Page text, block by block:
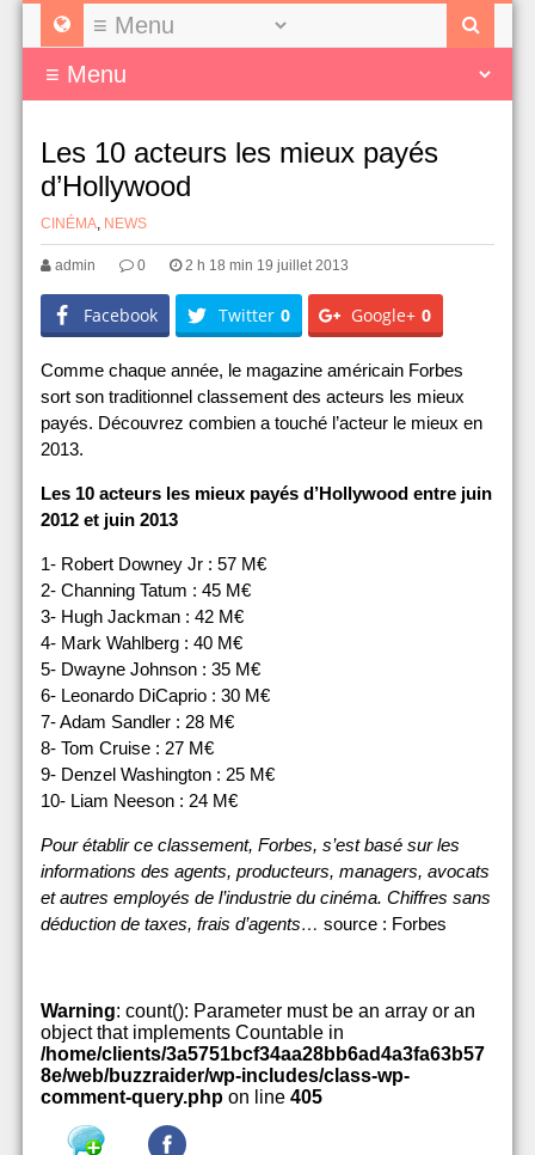
Les 10 acteurs les mieux payés
d’Hollywood
CINÉMA, NEWS
admin 0 2 h 18 min 19 juillet 2013
Facebook Twitter 0 Google+ 0
Comme chaque année, le magazine américain Forbes
sort son traditionnel classement des acteurs les mieux
payés. Découvrez combien a touché l’acteur le mieux en
2013.
Les 10 acteurs les mieux payés d’Hollywood entre juin
2012 et juin 2013
1- Robert Downey Jr : 57 M€
2- Channing Tatum : 45 M€
3- Hugh Jackman : 42 M€
4- Mark Wahlberg : 40 M€
5- Dwayne Johnson : 35 M€
6- Leonardo DiCaprio : 30 M€
7- Adam Sandler : 28 M€
8- Tom Cruise : 27 M€
9- Denzel Washington : 25 M€
10- Liam Neeson : 24 M€
Pour établir ce classement, Forbes, s’est basé sur les
informations des agents, producteurs, managers, avocats
et autres employés de l’industrie du cinéma. Chiffres sans
déduction de taxes, frais d’agents… source : Forbes
Warning: count(): Parameter must be an array or an
object that implements Countable in
/home/clients/3a5751bcf34aa28bb6ad4a3fa63b57
8e/web/buzzraider/wp-includes/class-wp-
comment-query.php on line 405